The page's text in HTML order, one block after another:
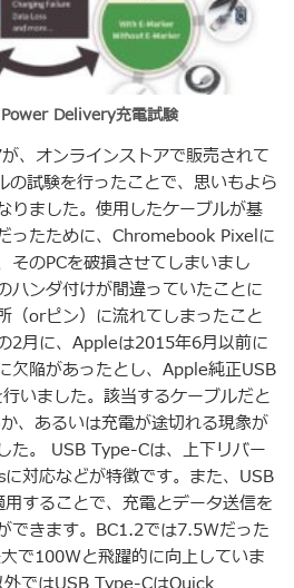
Delivery充電試験
、オンラインストアで販売されて
試験を行ったことで、思いもよら
りました。使用したケーブルが基
ったために、Chromebook Pixelに
そのPCを破損させてしまいまし
ハンダ付けが間違っていたことに
（orピン）に流れてしまったこと
2月に、Appleは2015年6月以前に
欠陥があったとし、Apple純正USB
いました。該当するケーブルだと
、あるいは充電が途切れる現象が
た。 USB Type-Cは、上下リバー
対応などが特徴です。また、USB
することで、充電とデータ送信を
できます。BC1.2では7.5Wだった
で100Wと飛躍的に向上していま